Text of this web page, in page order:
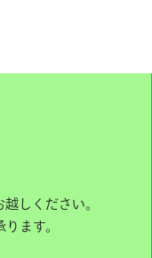
しください。
ます。